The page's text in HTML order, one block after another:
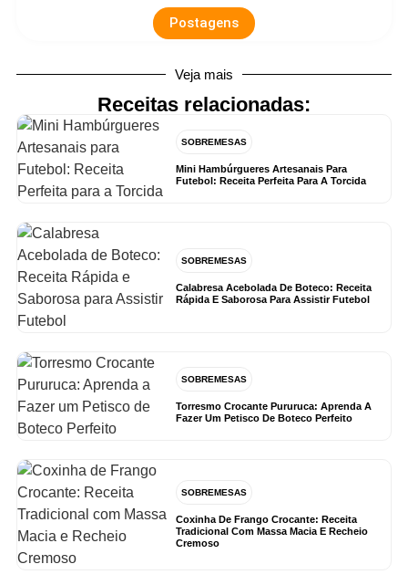
Postagens
Veja mais
Receitas relacionadas:
SOBREMESAS
Mini Hambúrgueres Artesanais Para
Futebol: Receita Perfeita Para A Torcida
SOBREMESAS
Calabresa Acebolada De Boteco: Receita
Rápida E Saborosa Para Assistir Futebol
SOBREMESAS
Torresmo Crocante Pururuca: Aprenda A
Fazer Um Petisco De Boteco Perfeito
SOBREMESAS
Coxinha De Frango Crocante: Receita
Tradicional Com Massa Macia E Recheio
Cremoso